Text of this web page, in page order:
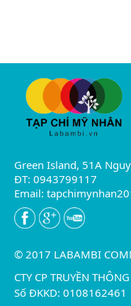
Green Island, 51A
ĐT: 0943799117
Email:
© 2017 LABAMBI
CTY CP TRUYỀN
Số ĐKKD: 0108162461